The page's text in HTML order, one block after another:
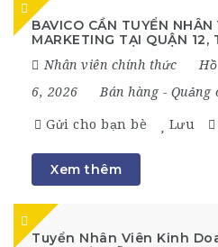
BAVICO CẦN TUYỂN NHÂN
MARKETING TẠI QUẬN 12,
Nhân viên chính thức
6, 2026
Bán hàng- Quảng
Gửi cho bạn bè Lưu
Xem thêm
Tuyển Nhân Viên Kinh